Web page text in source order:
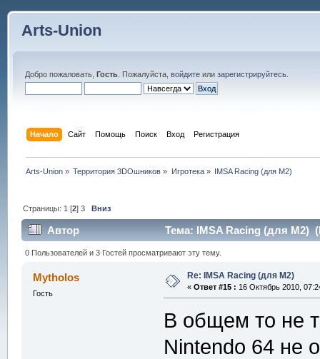
Arts-Union
Добро пожаловать, Гость. Пожалуйста, войдитеили зарегистрируйтесь.
Начало Сайт Помощь Поиск Вход Регистрация
Arts-Union » Территория 3DOшников » Игротека» IMSA Racing (для M2)
Страницы: 1 [2]3 Вниз
Автор Тема: IMSA Racing (для M2)
0 Пользователей и 3 Гостей просматривают эту тему.
Mytholos
Гость
Re: IMSA Racing (для M2)
« Ответ #15 : 16 Октябрь 2010,
В общем то не
Nintendo 64 не